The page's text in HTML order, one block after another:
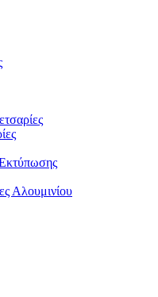
Αλουμινίου